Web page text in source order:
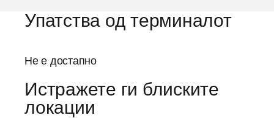
Упатства од терминалот
Не е достапно
Истражете ги блиските
локации